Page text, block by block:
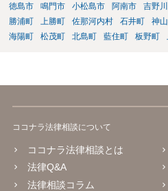
徳島市
鳴門市 小松島市 阿南市 吉野
勝浦町
上勝町 佐那河内村 石井町 神
海陽町
松茂町 北島町 藍住町 板野町
ココナラ法律相談について
ココナラ法律相談とは
法律Q&A
法律相談コラム